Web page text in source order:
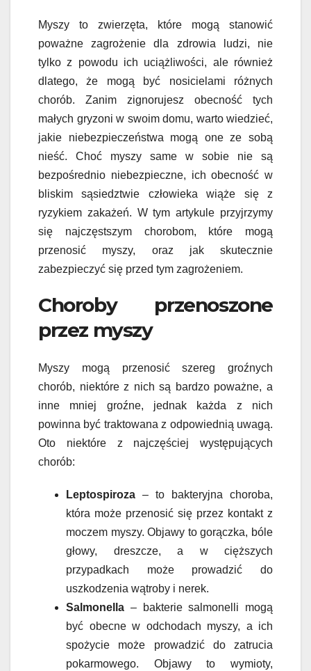
Myszy to zwierzęta, które mogą stanowić
poważne zagrożenie dla zdrowia ludzi, nie
tylko z powodu ich uciążliwości, ale również
dlatego, że mogą być nosicielami różnych
chorób. Zanim zignorujesz obecność tych
małych gryzoni w swoim domu, warto wiedzieć,
jakie niebezpieczeństwa mogą one ze sobą
nieść. Choć myszy same w sobie nie są
bezpośrednio niebezpieczne, ich obecność w
bliskim sąsiedztwie człowieka wiąże się z
ryzykiem zakażeń. W tym artykule przyjrzymy
się najczęstszym chorobom, które mogą
przenosić myszy, oraz jak skutecznie
zabezpieczyć się przed tym zagrożeniem.
Choroby przenoszone
przez myszy
Myszy mogą przenosić szereg groźnych
chorób, niektóre z nich są bardzo poważne, a
inne mniej groźne, jednak każda z nich
powinna być traktowana z odpowiednią uwagą.
Oto niektóre z najczęściej występujących
chorób:
Leptospiroza – to bakteryjna choroba,
która może przenosić się przez kontakt z
moczem myszy. Objawy to gorączka, bóle
głowy, dreszcze, a w cięższych
przypadkach może prowadzić do
uszkodzenia wątroby i nerek.
Salmonella – bakterie salmonelli mogą
być obecne w odchodach myszy, a ich
spożycie może prowadzić do zatrucia
pokarmowego. Objawy to wymioty,